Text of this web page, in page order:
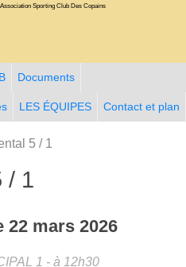
Association Sporting Club Des Copains
Documents
LES ÉQUIPES Contact et plan
5 / 1
/ 1
22 mars 2026
1 - à 12h30